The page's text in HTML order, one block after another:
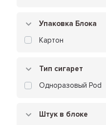
Упаковка Блока
Картон
Тип сигарет
Одноразовый Pod
Штук в блоке